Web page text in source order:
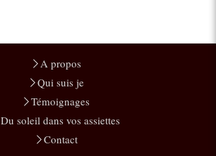
A propos
Qui suis je
Témoignages
Du soleil dans vos assiettes
Contact